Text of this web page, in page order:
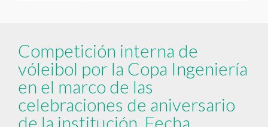
Competición interna de
vóleibol por la Copa Ingeniería
en el marco de las
celebraciones de aniversario
de la institución. Fecha